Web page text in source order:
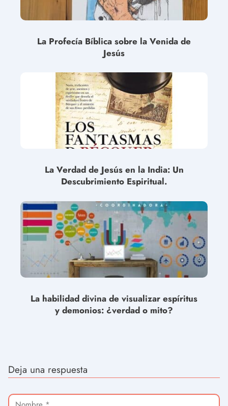
La Profecía Bíblica sobre la Venida de
Jesús
La Verdad de Jesús en la India: Un
Descubrimiento Espiritual.
La habilidad divina de visualizar espíritus
y demonios: ¿verdad o mito?
Deja una respuesta